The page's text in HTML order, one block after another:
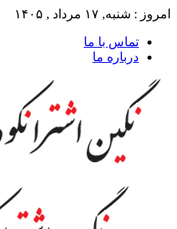
امروز : شنبه, ۱۷ مرداد , ۱۴۰۵
تماس با ما
درباره ما